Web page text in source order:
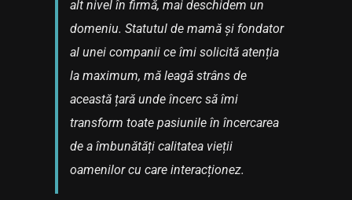
alt nivel în firmă, mai deschidem un
domeniu. Statutul de mamă și fondator
al unei companii ce îmi solicită atenția
la maximum, mă leagă strâns de
această țară unde încerc să îmi
transform toate pasiunile în încercarea
de a îmbunătăți calitatea vieții
oamenilor cu care interacționez.